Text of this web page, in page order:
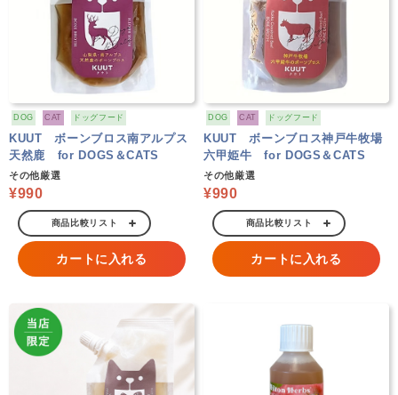
DOG CAT ドッグフード
KUUT ボーンブロス南アルプス
天然鹿 for DOGS＆CATS
その他厳選
¥990
商品比較リスト
カートに入れる
DOG CAT ドッグフード
KUUT ボーンブロス神戸牛牧場
六甲姫牛 for DOGS＆CATS
その他厳選
¥990
商品比較リスト
カートに入れる